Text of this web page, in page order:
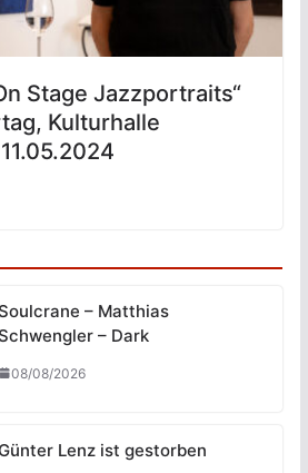
Stage Jazzportraits“
Kulturhalle
– Matthias
– Dark
08/08/2026
Lenz ist gestorben